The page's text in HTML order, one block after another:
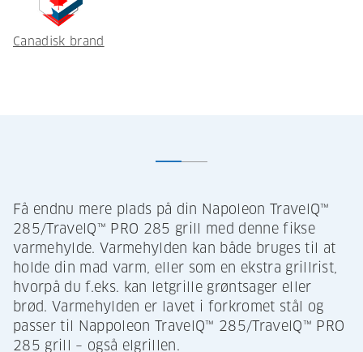
Canadisk brand
Få endnu mere plads på din Napoleon TravelQ™
285/TravelQ™ PRO 285 grill med denne fikse
varmehylde. Varmehylden kan både bruges til at
holde din mad varm, eller som en ekstra grillrist,
hvorpå du f.eks. kan letgrille grøntsager eller
brød. Varmehylden er lavet i forkromet stål og
passer til Nappoleon TravelQ™ 285/TravelQ™ PRO
285 grill – også elgrillen.